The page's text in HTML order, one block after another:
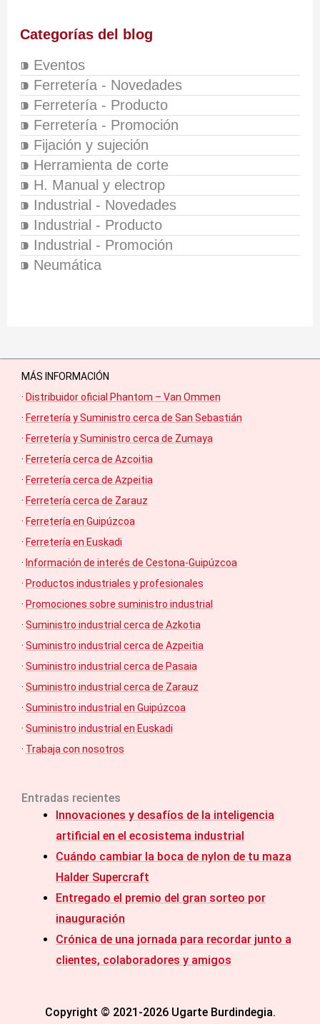
Categorías del blog
⁍ Eventos
⁍ Ferretería - Novedades
⁍ Ferretería - Producto
⁍ Ferretería - Promoción
⁍ Fijación y sujeción
⁍ Herramienta de corte
⁍ H. Manual y electrop
⁍ Industrial - Novedades
⁍ Industrial - Producto
⁍ Industrial - Promoción
⁍ Neumática
MÁS INFORMACIÓN
· Distribuidor oficial Phantom – Van Ommen
· Ferretería y Suministro cerca de San Sebastián
· Ferretería y Suministro cerca de Zumaya
· Ferretería cerca de Azcoitia
· Ferretería cerca de Azpeitia
· Ferretería cerca de Zarauz
· Ferretería en Guipúzcoa
· Ferretería en Euskadi
· Información de interés de Cestona-Guipúzcoa
· Productos industriales y profesionales
· Promociones sobre suministro industrial
· Suministro industrial cerca de Azkotia
· Suministro industrial cerca de Azpeitia
· Suministro industrial cerca de Pasaia
· Suministro industrial cerca de Zarauz
· Suministro industrial en Guipúzcoa
· Suministro industrial en Euskadi
· Trabaja con nosotros
Entradas recientes
Innovaciones y desafíos de la inteligencia
artificial en el ecosistema industrial
Cuándo cambiar la boca de nylon de tu maza
Halder Supercraft
Entregado el premio del gran sorteo por
inauguración
Crónica de una jornada para recordar junto a
clientes, colaboradores y amigos
Copyright © 2021-2026 Ugarte Burdindegia.